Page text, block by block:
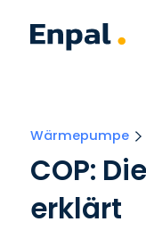
Wärmepumpe
COP:
erklärt